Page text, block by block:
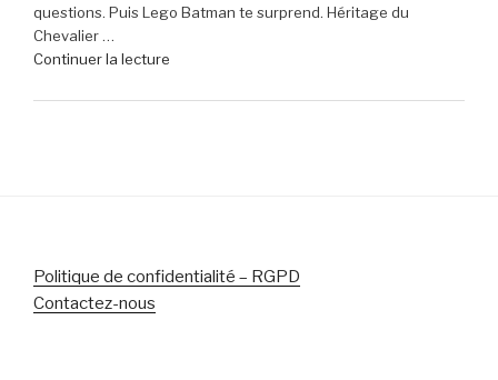
sur
Sony
questions. Puis Lego Batman te surprend. Héritage du
Chevalier …
Continuer la lecture
Batman
Le
chef-
Politique de confidentialité – RGPD
Contactez-nous